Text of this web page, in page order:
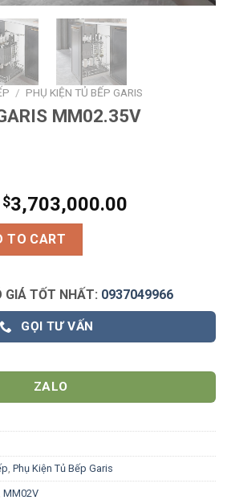
/ PHỤ KIỆN TỦ BẾP GARIS
MM02.35V
$3,703,000.00
quantity
TO CART
GIÁ TỐT NHẤT: 0937049966
GỌI TƯ VẤN
ZALO
Phụ Kiện Tủ Bếp Garis
MM02V